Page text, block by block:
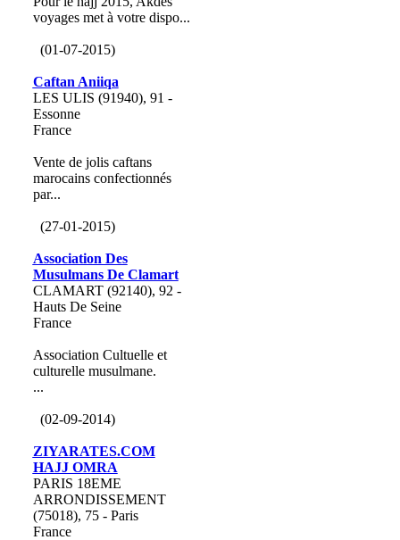
voyages met à votre dispo...
(01-07-2015)
Caftan Aniiqa
LES ULIS (91940), 91 -
Essonne
France
Vente de jolis caftans
marocains confectionnés
par...
(27-01-2015)
Association Des
Musulmans De Clamart
CLAMART (92140), 92 -
Hauts De Seine
France
Association Cultuelle et
culturelle musulmane.
...
(02-09-2014)
ZIYARATES.COM
HAJJ OMRA
PARIS 18EME
ARRONDISSEMENT
(75018), 75 - Paris
France